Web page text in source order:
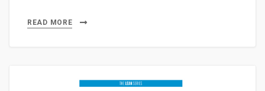
READ MORE